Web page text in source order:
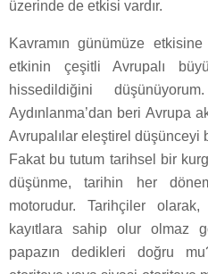
üzerinde de etkisi vardır.
Kavramın günümüze
etkinin çeşitli Avrupalı
hissedildiğini
Aydınlanma’dan beri Avrupa
Avrupalılar eleştirel düşünceyi
Fakat bu tutum tarihsel bir
düşünme, tarihin her
motorudur. Tarihçiler
kayıtlara sahip olur olmaz
papazın dedikleri doğru